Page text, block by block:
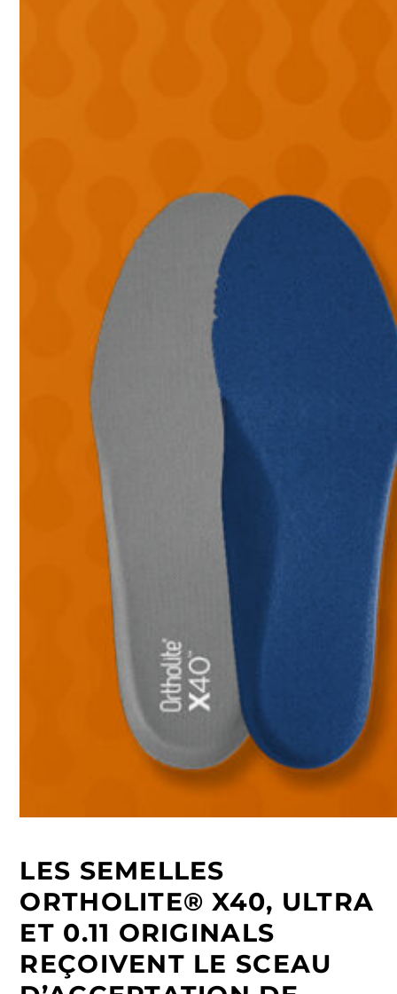
LES SEMELLES
ORTHOLITE® X40, ULTRA
ET 0.11 ORIGINALS
REÇOIVENT LE SCEAU